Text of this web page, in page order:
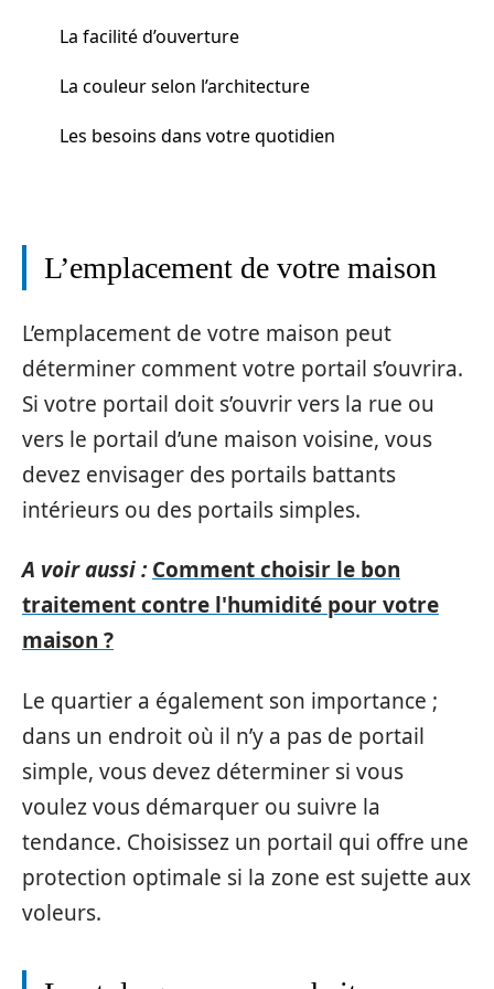
La facilité d’ouverture
La couleur selon l’architecture
Les besoins dans votre quotidien
L’emplacement de votre maison
L’emplacement de votre maison peut
déterminer comment votre portail s’ouvrira.
Si votre portail doit s’ouvrir vers la rue ou
vers le portail d’une maison voisine, vous
devez envisager des portails battants
intérieurs ou des portails simples.
A voir aussi : Comment choisir le bon
traitement contre l'humidité pour votre
maison ?
Le quartier a également son importance ;
dans un endroit où il n’y a pas de portail
simple, vous devez déterminer si vous
voulez vous démarquer ou suivre la
tendance. Choisissez un portail qui offre une
protection optimale si la zone est sujette aux
voleurs.